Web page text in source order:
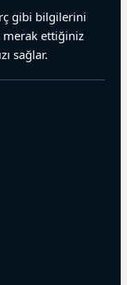
gibi bilgilerini
merak ettiğiniz
sağlar.